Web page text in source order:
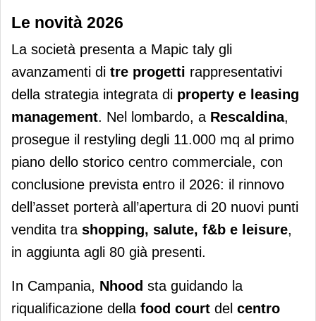
Le novità 2026
La società presenta a Mapic taly gli
avanzamenti di tre progetti rappresentativi
della strategia integrata di property e leasing
management. Nel lombardo, a Rescaldina,
prosegue il restyling degli 11.000 mq al primo
piano dello storico centro commerciale, con
conclusione prevista entro il 2026: il rinnovo
dell’asset porterà all’apertura di 20 nuovi punti
vendita tra shopping, salute, f&b e leisure,
in aggiunta agli 80 già presenti.
In Campania, Nhood sta guidando la
riqualificazione della food court del centro